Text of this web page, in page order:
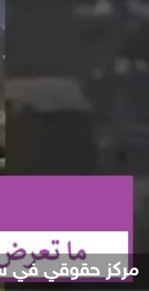
مركز حقوقي في